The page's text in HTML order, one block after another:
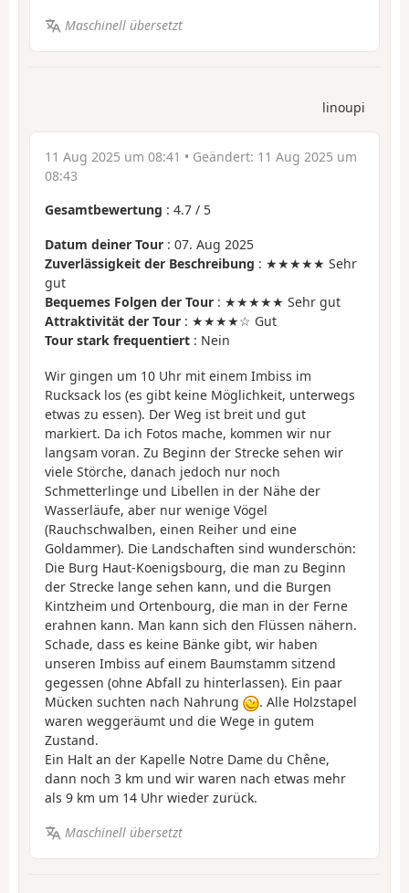
Maschinell übersetzt
linoupi
11 Aug 2025 um 08:41 • Geändert: 11 Aug 2025 um
08:43
Gesamtbewertung : 4.7 / 5
Datum deiner Tour : 07. Aug 2025
Zuverlässigkeit der Beschreibung : ★★★★★ Sehr
gut
Bequemes Folgen der Tour : ★★★★★ Sehr gut
Attraktivität der Tour : ★★★★☆ Gut
Tour stark frequentiert : Nein
Wir gingen um 10 Uhr mit einem Imbiss im
Rucksack los (es gibt keine Möglichkeit, unterwegs
etwas zu essen). Der Weg ist breit und gut
markiert. Da ich Fotos mache, kommen wir nur
langsam voran. Zu Beginn der Strecke sehen wir
viele Störche, danach jedoch nur noch
Schmetterlinge und Libellen in der Nähe der
Wasserläufe, aber nur wenige Vögel
(Rauchschwalben, einen Reiher und eine
Goldammer). Die Landschaften sind wunderschön:
Die Burg Haut-Koenigsbourg, die man zu Beginn
der Strecke lange sehen kann, und die Burgen
Kintzheim und Ortenbourg, die man in der Ferne
erahnen kann. Man kann sich den Flüssen nähern.
Schade, dass es keine Bänke gibt, wir haben
unseren Imbiss auf einem Baumstamm sitzend
gegessen (ohne Abfall zu hinterlassen). Ein paar
Mücken suchten nach Nahrung
. Alle Holzstapel
waren weggeräumt und die Wege in gutem
Zustand.
Ein Halt an der Kapelle Notre Dame du Chêne,
dann noch 3 km und wir waren nach etwas mehr
als 9 km um 14 Uhr wieder zurück.
Maschinell übersetzt